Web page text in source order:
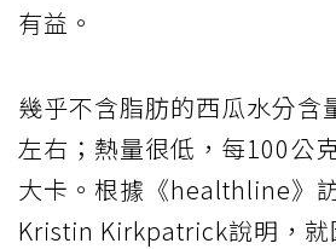
有益。
幾乎不含脂肪的西瓜水分含
左右；熱量很低，每100公
大卡。根據《healthline》
Kristin Kirkpatrick說明，就